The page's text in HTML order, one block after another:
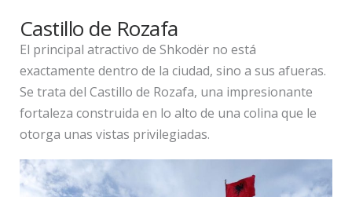
Castillo de Rozafa
El principal atractivo de Shkodër no está
exactamente dentro de la ciudad, sino a sus afueras.
Se trata del Castillo de Rozafa, una impresionante
fortaleza construida en lo alto de una colina que le
otorga unas vistas privilegiadas.